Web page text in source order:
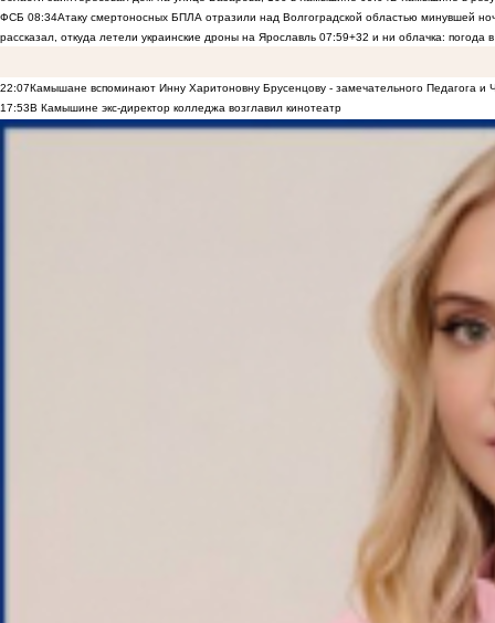
ФСБ 08:34Атаку смертоносных БПЛА отразили над Волгоградской областью минувшей
рассказал, откуда летели украинские дроны на Ярославль 07:59+32 и ни облачка: погода
22:07Камышане вспоминают Инну Харитоновну Брусенцову - замечательного Педагога и
17:53В Камышине экс-директор колледжа возглавил кинотеатр